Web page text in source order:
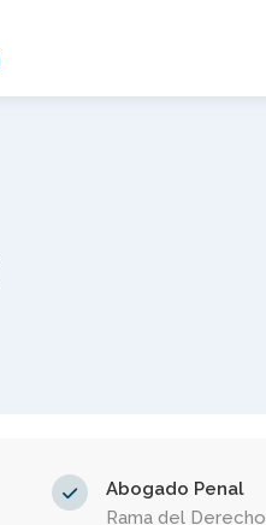
Abogado Penal
Rama del Derecho